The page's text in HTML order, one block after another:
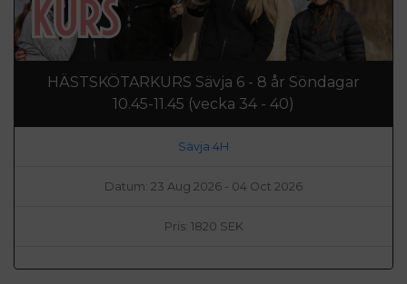
HÄSTSKÖTARKURS Sävja 6 - 8 år Söndagar
10.45-11.45 (vecka 34 - 40)
Sävja 4H
Datum: 23 Aug 2026 - 04 Oct 2026
Pris: 1820 SEK